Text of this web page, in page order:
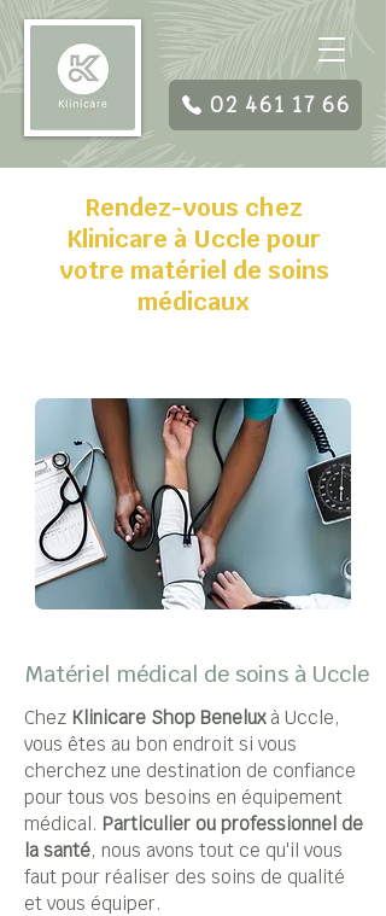
02 461 17 66
Rendez-vous chez
Klinicare à Uccle pour
votre matériel de soins
médicaux
Matériel médical de soins à Uccle
Chez Klinicare Shop Benelux à Uccle,
vous êtes au bon endroit si vous
cherchez une destination de confiance
pour tous vos besoins en équipement
médical. Particulier ou professionnel de
la santé, nous avons tout ce qu'il vous
faut pour réaliser des soins de qualité
et vous équiper.